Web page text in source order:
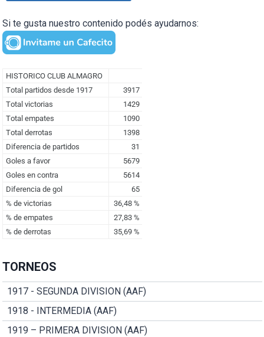
Si te gusta nuestro contenido podés ayudarnos:
TORNEOS
1917 - SEGUNDA DIVISION (AAF)
1918 - INTERMEDIA (AAF)
1919 – PRIMERA DIVISION (AAF)